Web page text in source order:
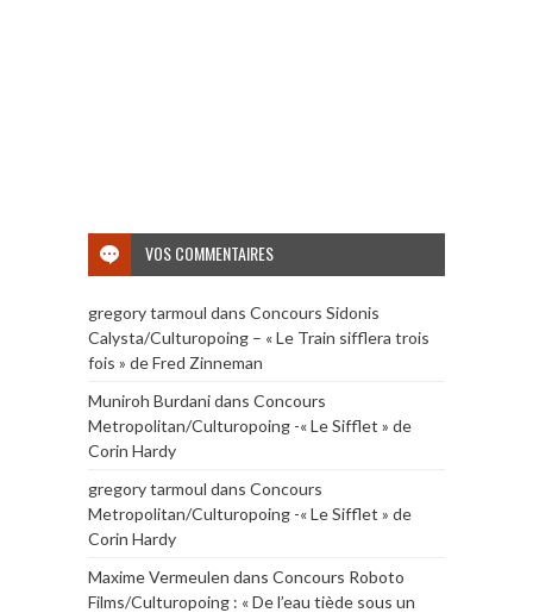
VOS COMMENTAIRES
gregory tarmoul dans Concours Sidonis
Calysta/Culturopoing – « Le Train sifflera trois
fois » de Fred Zinneman
Muniroh Burdanidans Concours
Metropolitan/Culturopoing -« Le Sifflet » de
Corin Hardy
gregory tarmoul dans Concours
Metropolitan/Culturopoing -« Le Sifflet » de
Corin Hardy
Maxime Vermeulen dans Concours Roboto
Films/Culturopoing : « De l’eau tiède sous un